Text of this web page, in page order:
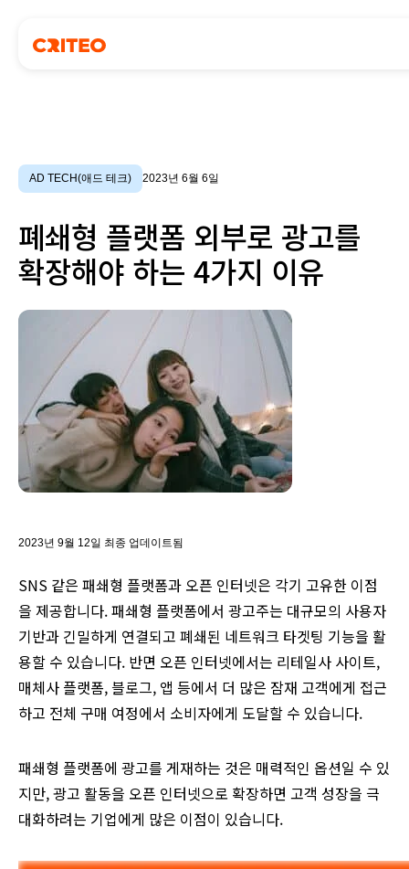
AD TECH(애드 테크) 2023년 6월 6일
폐쇄형 플랫폼 외부로 광고를
확장해야 하는 4가지 이유
2023년 9월 12일 최종 업데이트됨
SNS 같은 패쇄형 플랫폼과 오픈 인터넷은 각기 고유한 이점
을 제공합니다. 패쇄형 플랫폼에서 광고주는 대규모의 사용자
기반과 긴밀하게 연결되고 폐쇄된 네트워크 타겟팅 기능을 활
용할 수 있습니다. 반면 오픈 인터넷에서는 리테일사 사이트,
매체사 플랫폼, 블로그, 앱 등에서 더 많은 잠재 고객에게 접근
하고 전체 구매 여정에서 소비자에게 도달할 수 있습니다.
패쇄형 플랫폼에 광고를 게재하는 것은 매력적인 옵션일 수 있
지만, 광고 활동을 오픈 인터넷으로 확장하면 고객 성장을 극
대화하려는 기업에게 많은 이점이 있습니다.